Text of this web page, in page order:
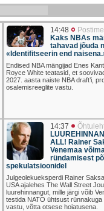
14:48
Kaks NBAs
tahavad jõuda
«Identifitseerin end
Endised NBA mängijad Enes
Royce White teatasid, et
2027. aasta naiste NBA draft’i,
osalemisreeglite vastu.
14:37
ALL! Rainer
Venemaa
ründamisest
spekulatsioonidel
Julgeolekueksperdi Rainer
USA ajalehes The Wall Street
luurehinnangut, mille järgi võib
testida NATO ühtsust rünnakuga
vastu, võtta otsese hoiatusena.